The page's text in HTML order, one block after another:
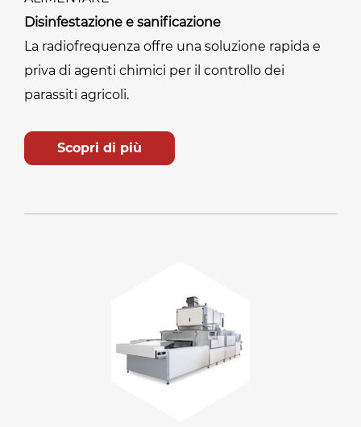
Disinfestazione e sanificazione
La radiofrequenza offre una soluzione rapida e
priva di agenti chimici per il controllo dei
parassiti agricoli.
Scopri di più